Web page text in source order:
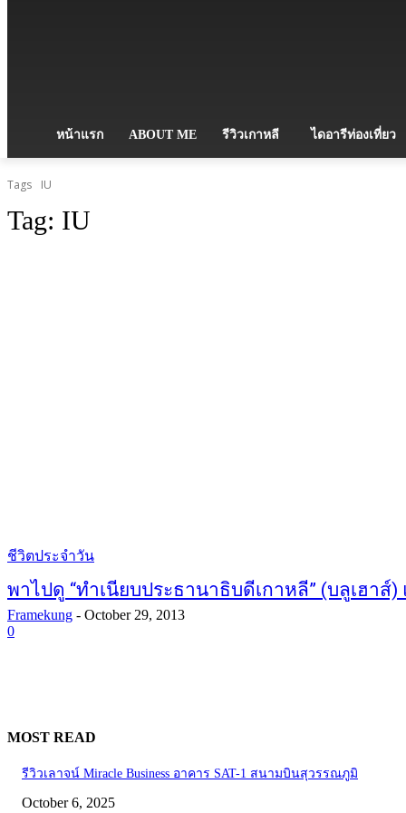
หน้าแรก ABOUT ME รีวิวเกาหลี ไดอารีท่องเที่ยว
Tags IU
Tag: IU
ชีวิตประจำวัน
พาไปดู “ทำเนียบประธานาธิบดีเกาหลี” (บลูเฮาส์
Framekung - October 29, 2013
0
MOST READ
รีวิวเลาจน์ Miracle Business อาคาร SAT-1 สนามบินสุวรรณภูมิ
October 6, 2025